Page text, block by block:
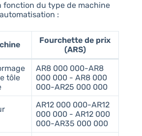
fonction du type de machine
:
Fourchette de prix
(ARS)
tôle
AR8 000 000-AR8
000 000 - AR8 000
000-AR25 000 000
AR12 000 000-AR12
000 000 - AR12 000
000-AR35 000 000